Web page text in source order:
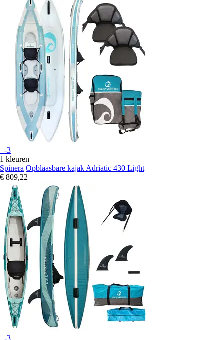
+-3
1 kleuren
Spinera Opblaasbare kajak Adriatic 430 Light
€ 809,22
+-3